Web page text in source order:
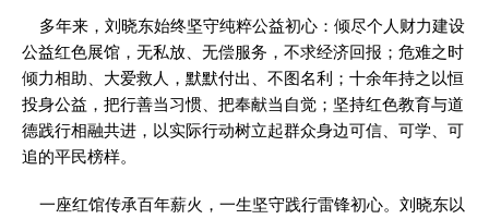
多年来，刘晓东始终坚守纯粹公益初心：倾尽个人财力建设
公益红色展馆，无私放、无偿服务，不求经济回报；危难之时
倾力相助、大爱救人，默默付出、不图名利；十余年持之以恒
投身公益，把行善当习惯、把奉献当自觉；坚持红色教育与道
德践行相融共进，以实际行动树立起群众身边可信、可学、可
追的平民榜样。
一座红馆传承百年薪火，一生坚守践行雷锋初心。刘晓东以